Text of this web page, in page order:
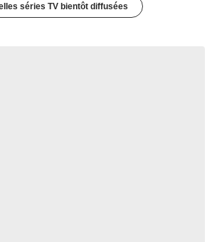
séries TV bientôt diffusées